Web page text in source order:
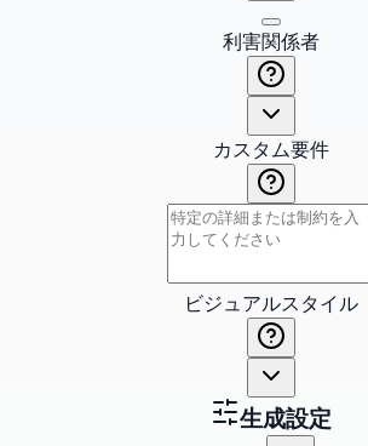
利害関係者
カスタム要件
ビジュアルスタイル
生成設定